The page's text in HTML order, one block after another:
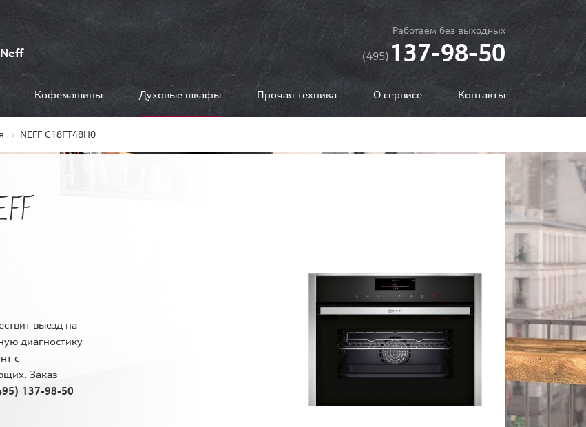
Работаем без выходных
(495)137-98-50
Кофемашины Духовые шкафы Прочая техника О сервисе Контакты
NEFF C18FT48H0
выезд на
диагностику
с
Заказ
137-98-50